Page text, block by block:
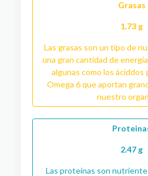
Grasas
1.73 g
Las grasas son un tipo de
una gran cantidad de
algunas como los áciddos
Omega 6 que aportan
nuestro
2.47 g
Las proteínas son